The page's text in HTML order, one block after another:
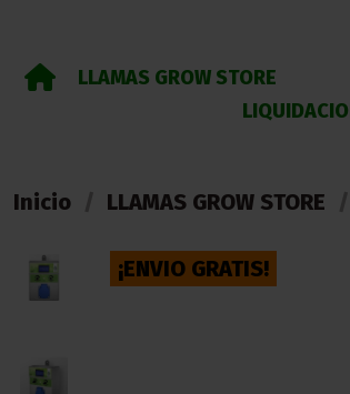
LLAMAS GROW STORE
Inicio LLAMAS GROW STORE
¡ENVIO GRATIS!